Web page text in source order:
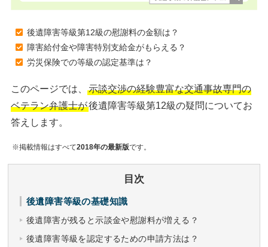
後遺障害等級第12級の慰謝料の金額は？
障害給付金や障害特別支給金がもらえる？
労災保険での等級の認定基準は？
このページでは、
示談交渉の経験豊富な交通事故専門の
ベテラン弁護士が後遺障害等級第12級の疑問についてお
答えします。
※掲載情報はすべて2018年の最新版です。
目次
後遺障害等級の基礎知識
後遺障害が残ると示談金や慰謝料が増える？
後遺障害等級を認定するための申請方法は？